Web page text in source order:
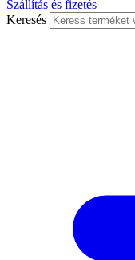
Szállítás és fizetés
Keresés